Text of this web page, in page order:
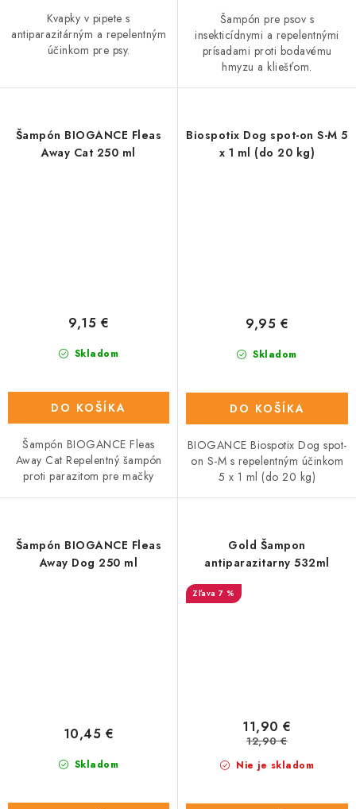
Kvapky v pipete s
antiparazitárným a repelentným
účinkom pre psy.
Šampón pre psov s
insekticídnymi a repelentnými
prísadami proti bodavému
hmyzu a kliešťom.
Šampón BIOGANCE Fleas
Away Cat 250 ml
Skladom
9,15 €
DO KOŠÍKA
Šampón BIOGANCE Fleas
Away Cat Repelentný šampón
proti parazitom pre mačky
Biospotix Dog spot-on S-M 5
x 1 ml (do 20 kg)
Skladom
9,95 €
DO KOŠÍKA
BIOGANCE Biospotix Dog spot-
on S-M s repelentným účinkom
5 x 1 ml (do 20 kg)
Šampón BIOGANCE Fleas
Away Dog 250 ml
Skladom
10,45 €
Gold Šampon
antiparazitarny 532ml
7 %
Nie je skladom
11,90 €
12,90 €